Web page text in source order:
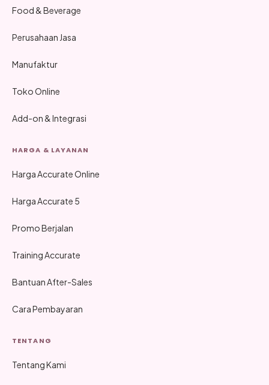
Food & Beverage
Perusahaan Jasa
Manufaktur
Toko Online
Add-on & Integrasi
HARGA & LAYANAN
Harga Accurate Online
Harga Accurate 5
Promo Berjalan
Training Accurate
Bantuan After-Sales
Cara Pembayaran
TENTANG
Tentang Kami